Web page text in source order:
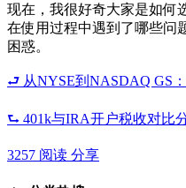
现在，我很好奇大家是如何
在使用过程中遇到了哪些问
困惑。
⮐ 从NYSE到NASDAQ GS
⮑ 401k与IRA开户税收对比
3257 阅读 分享